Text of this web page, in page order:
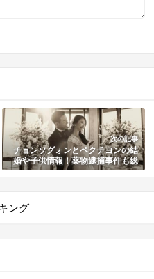
次の記事
チョンソグォンとペクチヨンの結
婚や子供情報！薬物逮捕事件も総
まとめ
ング